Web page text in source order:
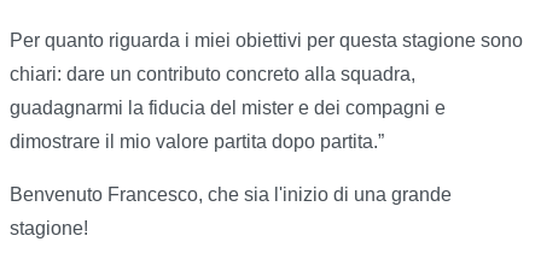
Per quanto riguarda i miei obiettivi per questa stagione sono
chiari: dare un contributo concreto alla squadra,
guadagnarmi la fiducia del mister e dei compagni e
dimostrare il mio valore partita dopo partita.”
Benvenuto Francesco, che sia l'inizio di una grande
stagione!